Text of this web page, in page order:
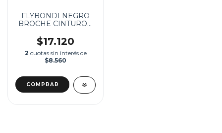
FLYBONDI NEGRO
BROCHE CINTURON
$17.120
2 cuotas sin interés de
$8.560